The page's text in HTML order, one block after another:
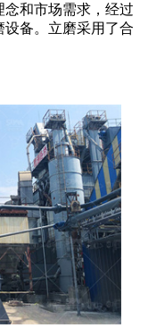
和市场需求，经过
备。立磨采用了合